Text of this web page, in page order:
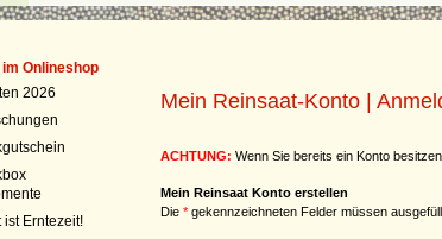
Onlineshop
2026
ist Erntezeit!
Mein Reinsaat-Konto |
ACHTUNG: Wenn Sie bereits ein Konto
Mein Reinsaat Konto erstellen
Die * gekennzeichneten Felder müssen